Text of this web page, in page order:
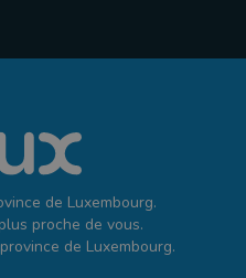
de Luxembourg.
proche de vous.
de Luxembourg.